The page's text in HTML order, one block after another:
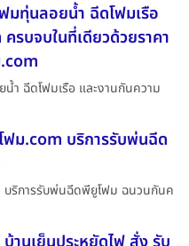
มทุ่นลอยน้ำ ฉีดโฟมเรือ
รบจบในที่เดียวด้วยราคา
ำ ฉีดโฟมเรือ และงานกันความ
ม.com บริการรับพ่นฉีด
ริการรับพ่นฉีดพียูโฟม ฉนวนกันค